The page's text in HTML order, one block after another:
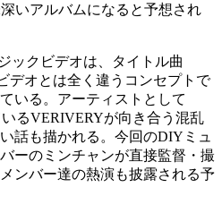
いアルバムになると予想され
ックビデオは、タイトル曲
デオとは全く違うコンセプトで
いる。アーティストとして
るVERIVERYが向き合う混乱
話も描かれる。今回のDIYミュ
ーのミンチャンが直接監督・撮
ンバー達の熱演も披露される予